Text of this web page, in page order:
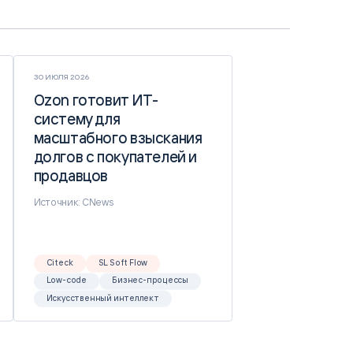
30 ИЮЛЯ 2026
Ozon готовит ИТ-
систему для
масштабного взыскания
долгов с покупателей и
продавцов
Ozon готовит ИТ-
систему для
масштабного взыскания
долгов с покупателей и
продавцов
Источник: CNews
Citeck
SL Soft Flow
Low-code
Бизнес-процессы
Искусственный интеллект